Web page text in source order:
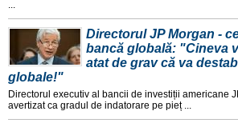
...
Directorul JP Morgan -
bancă globală: "Cineva
atat de grav că va
globale!"
Directorul executiv al bancii de investiții americane
avertizat ca gradul de indatorare pe pieț ...